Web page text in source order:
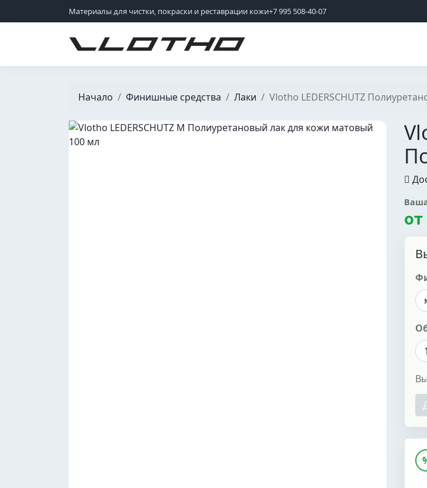
Материалы для чистки, покраски и реставрации кожи+7 995 508-40-07
VLOTHO
Начало Финишные средства Лаки Vlotho LEDERSCHUTZ
от